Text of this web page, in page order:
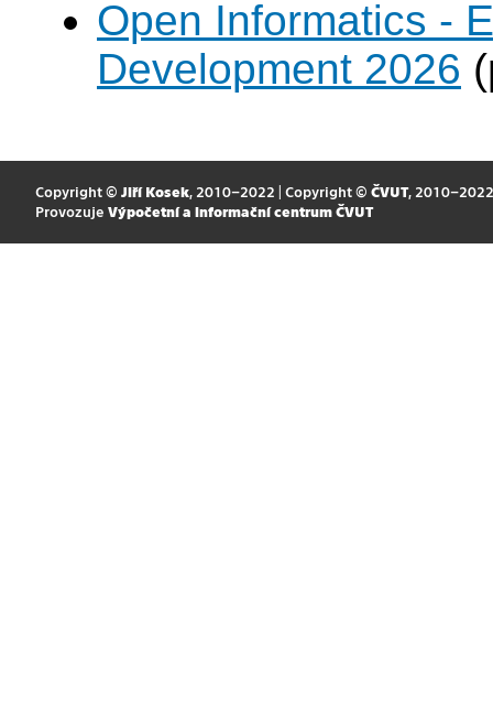
Open Informatics -
Development 2026
Copyright © Jiří Kosek, 2010–2022 | Copyright © ČVUT, 2010–2022
Provozuje Výpočetní a informační centrum ČVUT